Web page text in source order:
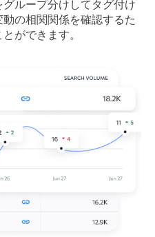
ループ分けしてタグ付け
の相関関係を確認するた
ができます。